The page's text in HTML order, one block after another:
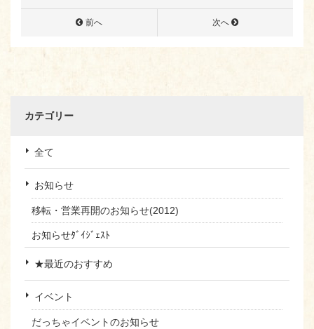
前へ 次へ
カテゴリー
全て
お知らせ
移転・営業再開のお知らせ(2012)
お知らせﾀﾞｲｼﾞｪｽﾄ
★最近のおすすめ
イベント
だっちゃイベントのお知らせ